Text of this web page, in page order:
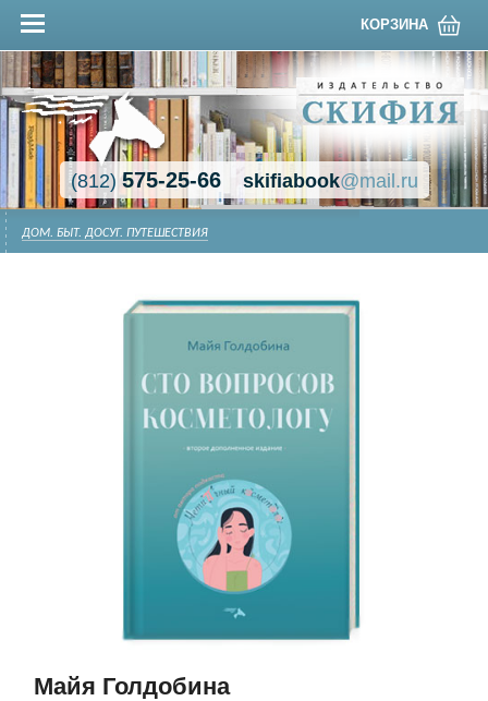
КОРЗИНА
(812)575-25-66 skifiabook@mail.ru
ДОМ. БЫТ. ДОСУГ. ПУТЕШЕСТВИЯ
Майя Голдобина